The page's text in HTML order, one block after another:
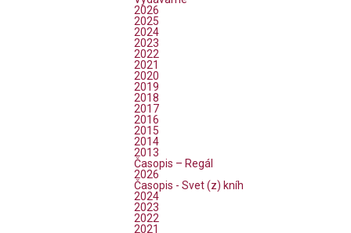
2026
2025
2024
2023
2022
2021
2020
2019
2018
2017
2016
2015
2014
2013
Časopis – Regál
2026
Časopis - Svet (z) kníh
2024
2023
2022
2021